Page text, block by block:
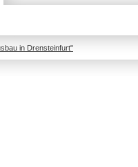
in Drensteinfurt"